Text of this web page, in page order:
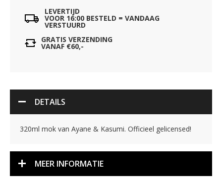
LEVERTIJD
VOOR 16:00 BESTELD = VANDAAG
VERSTUURD
GRATIS VERZENDING
VANAF €60,-
DETAILS
320ml mok van Ayane & Kasumi. Officieel gelicensed!
MEER INFORMATIE